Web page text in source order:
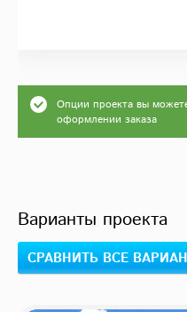
Опции проекта вы
оформлении заказа
Варианты проекта
СРАВНИТЬ ВСЕ